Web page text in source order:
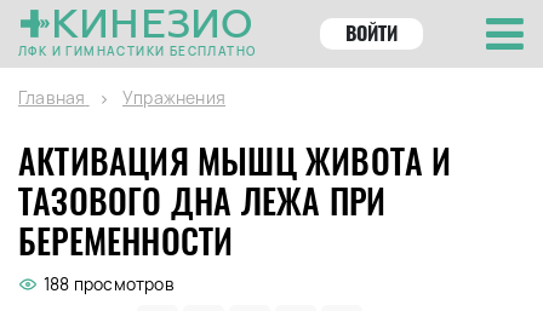
КИНЕЗИО
ЛФК И ГИМНАСТИКИ БЕСПЛАТНО
ВОЙТИ
Главная Упражнения
АКТИВАЦИЯ МЫШЦ ЖИВОТА И
ТАЗОВОГО ДНА ЛЕЖА ПРИ
БЕРЕМЕННОСТИ
188 просмотров